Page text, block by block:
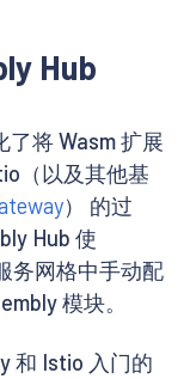
Hub
了将 Wasm 扩展
（以及其他基
） 的过
Hub 使
务网格中手动配
模块。
和 Istio 入门的